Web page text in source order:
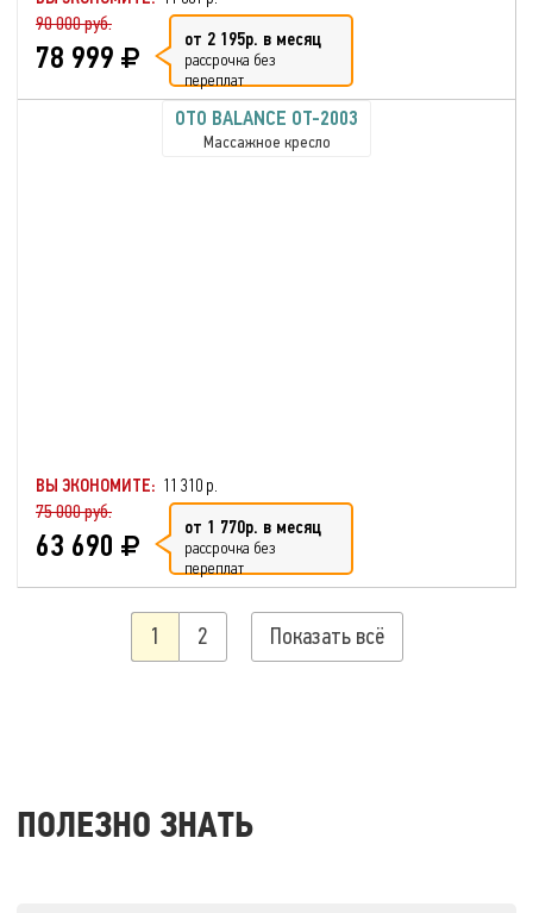
90 000 руб.
78 999 от 2 195р. в месяц
рассрочка без
переплат
OTO BALANCE OT-2003
Массажное кресло
ВЫ ЭКОНОМИТЕ: 11 310 р.
75 000 руб.
63 690 от 1 770р. в месяц
рассрочка без
переплат
1 2 Показать всё
ПОЛЕЗНО ЗНАТЬ